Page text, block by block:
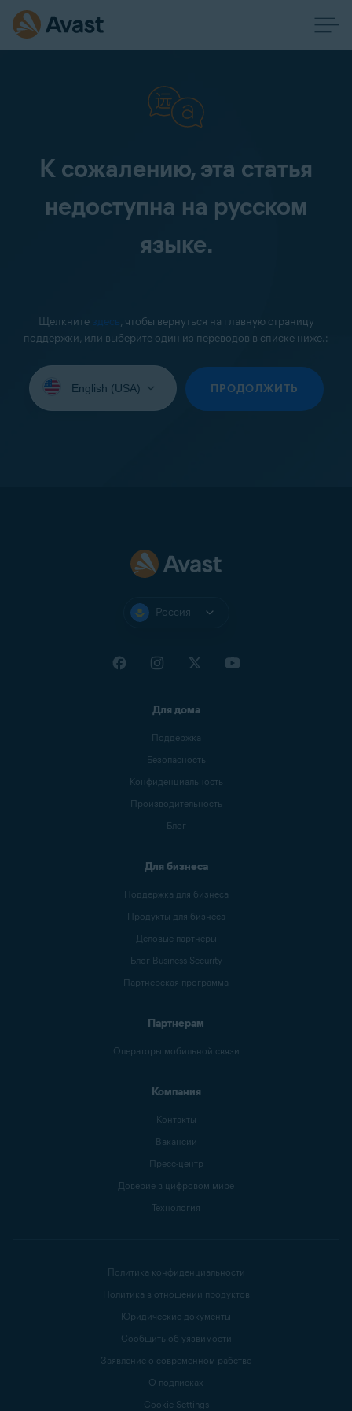
К сожалению, эта статья
недоступна на русском
языке.
Щелкните здесь, чтобы вернуться на главную страницу
поддержки, или выберите один из переводов в списке ниже.:
язык:
ПРОДОЛЖИТЬ
Россия
Для дома
Поддержка
Безопасность
Конфиденциальность
Производительность
Блог
Для бизнеса
Поддержка для бизнеса
Продукты для бизнеса
Деловые партнеры
Блог Business Security
Партнерская программа
Партнерам
Операторы мобильной связи
Компания
Контакты
Вакансии
Пресс-центр
Доверие в цифровом мире
Технология
Политика конфиденциальности
Политика в отношении продуктов
Юридические документы
Сообщить об уязвимости
Заявление о современном рабстве
О подписках
Cookie Settings